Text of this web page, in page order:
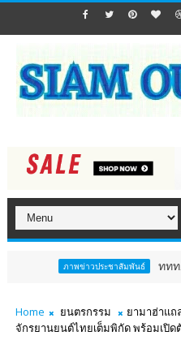
ภาพข่าวประชาสัมพันธ์ ททท. ชวนสัม
Home ยนตรกรรม
ยามาฮ่าแถ
จักรยานยนต์ไทยเต็มพิกัด พร้อมเปิด